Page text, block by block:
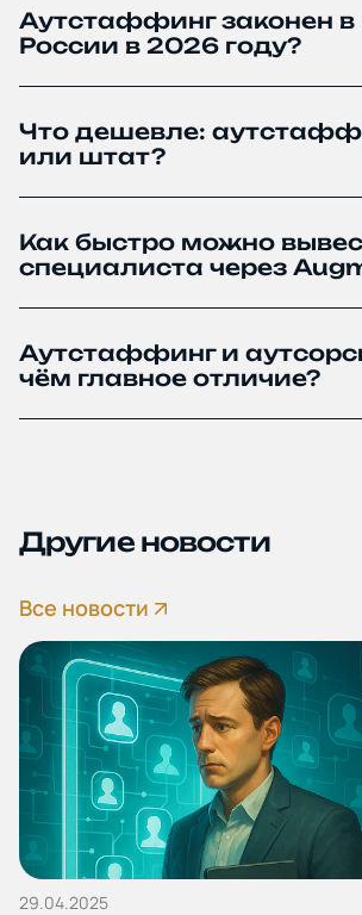
Аутстаффинг законен в
России в 2026 году?
Что дешевле:
или штат?
Как быстро можно
специалиста через
Аутстаффинг и
чём главное отличие?
Другие новости
Все новости
29.04.2025